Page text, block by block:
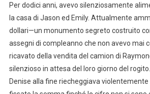
Per dodici anni, avevo silenziosamente
la casa di Jason ed Emily. Attualmente
dollari—un monumento segreto costruito
assegni di compleanno che non avevo mai
ricavato della vendita del camion di
silenzioso in attesa del loro giorno del
Denise alla fine riecheggiava